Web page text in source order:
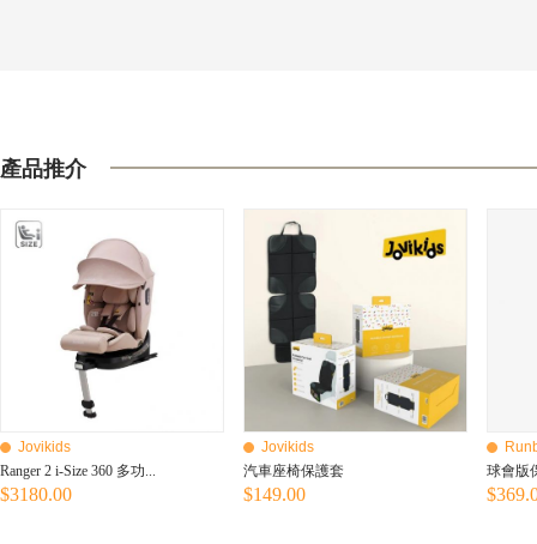
產品推介
Jovikids
Ranger 2 i-Size 360​​ 多功...
$3180.00
Jovikids
汽車座椅保護套
$149.00
球會版